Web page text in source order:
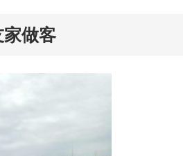
做客